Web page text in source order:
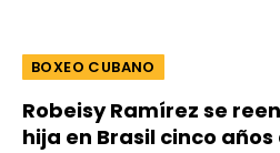
BOXEO CUBANO
Robeisy Ramírez se
hija en Brasil cinco